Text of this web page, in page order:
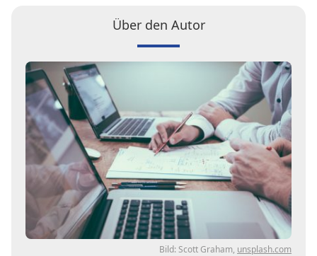
Über den Autor
Bild: Scott Graham, unsplash.com